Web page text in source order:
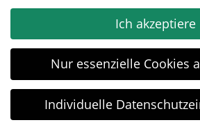
Impressum
Ich akzeptiere
Nur essenzielle Cookies
Individuelle